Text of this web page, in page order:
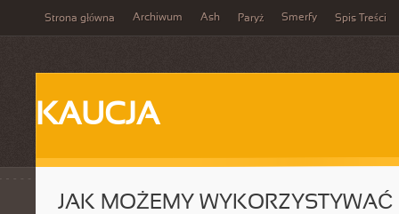
Strona główna Archiwum Ash Paryż Smerfy Spis Treści
KAUCJA
JAK MOŻEMY WYKORZYSTYWAĆ